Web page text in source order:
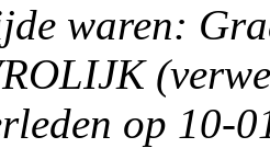
waren:
op 10-